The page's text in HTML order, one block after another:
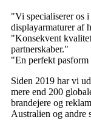
"Vi specialiserer os
displayarmaturer af
"Konsekvent
partnerskaber."
"En perfekt
Siden 2019 har vi
mere end 200
brandejere og
Australien og andre